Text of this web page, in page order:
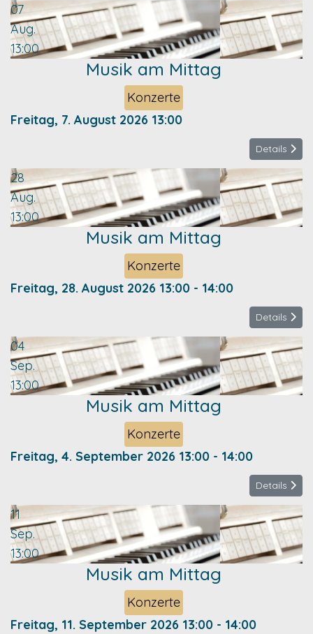
07
Aug.
13:00
Musik am Mittag
Konzerte
Freitag, 7. August 2026 13:00
Details
28
Aug.
13:00
Musik am Mittag
Konzerte
Freitag, 28. August 2026 13:00 - 14:00
Details
04
Sep.
13:00
Musik am Mittag
Konzerte
Freitag, 4. September 2026 13:00 - 14:00
Details
11
Sep.
13:00
Musik am Mittag
Konzerte
Freitag, 11. September 2026 13:00 - 14:00